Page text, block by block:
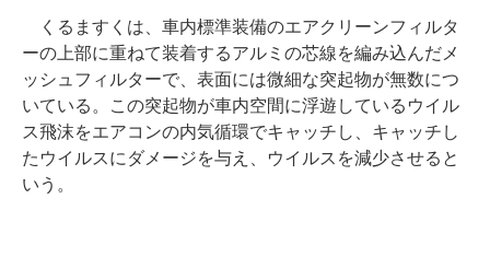
くるますくは、車内標準装備のエアクリーンフィルタ
ーの上部に重ねて装着するアルミの芯線を編み込んだメ
ッシュフィルターで、表面には微細な突起物が無数につ
いている。この突起物が車内空間に浮遊しているウイル
ス飛沫をエアコンの内気循環でキャッチし、キャッチし
たウイルスにダメージを与え、ウイルスを減少させると
いう。